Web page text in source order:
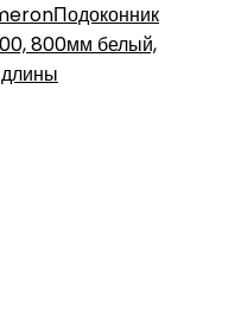
Подоконник
800мм белый,